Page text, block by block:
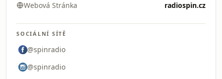
Webová Stránka radiospin.cz
SOCIÁLNÍ SÍTĚ
@spinradio
@spinradio